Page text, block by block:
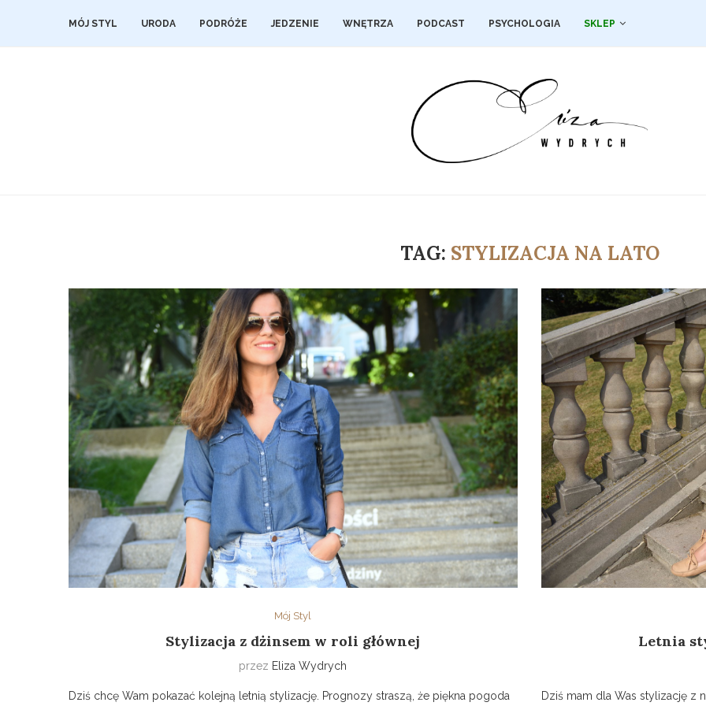
MÓJ STYL URODA PODRÓŻE JEDZENIE WNĘTRZA PODCAST PSYCHOLOGIA SKLEP
TAG: STYLIZACJA NA LATO
Mój Styl
Stylizacja z dżinsem w roli głównej
przez Eliza Wydrych
Dziś chcę Wam pokazać kolejną letnią stylizację. Prognozy straszą, że piękna pogoda
Letnia
Dziś mam dla Was stylizację z